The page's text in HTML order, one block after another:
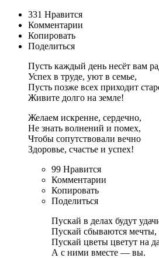
331 Нравится
Комментарии
Копировать
Поделиться
Пусть каждый день несёт вам
Успех в труде, уют в семье,
Пусть позже всех приходит
Живите долго на земле!
Желаем искренне, сердечно,
Не знать волнений и помех,
Чтобы сопутствовали вечно
Здоровье, счастье и успех!
99 Нравится
Комментарии
Копировать
Поделиться
Пускай в делах будут
Пускай сбываются мечты,
Пускай цветы цветут на
А с ними вместе — вы.